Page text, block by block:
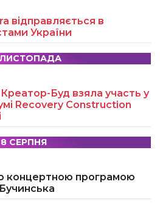
відправляється в
України
ЛИСТОПАДА
Креатор-Буд взяла участь у
Recovery Construction
8 СЕРПНЯ
концертною програмою